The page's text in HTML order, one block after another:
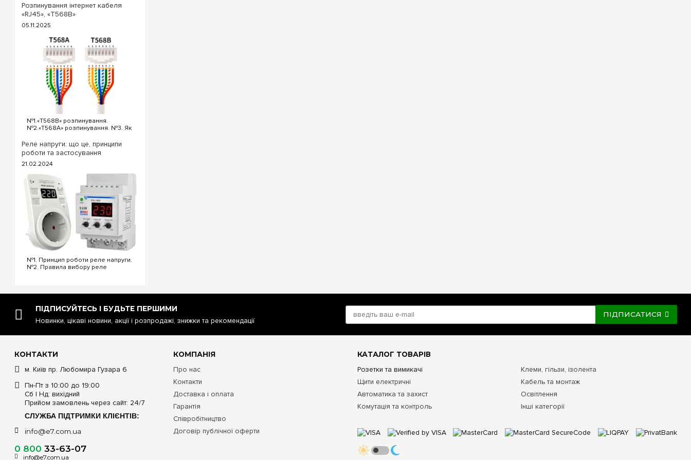
вимикача. Для реалізації схеми
прохідних вимикачів з трьох точок
будуть потрібні наступні вимикачі:
Два од...
Розпинування інтернет кабеля
«RJ45», «T568B»
05.11.2025
№1.«T568B» розпинування.
№2.«T568A» розпинування. №3. Як
«T568B» розпинування інтернет
кабелю Порядок проводів схеми
«T568B»: «T568B» 1...
Реле напруги: що це, принципи
роботи та застосування
21.02.2024
№1. Принцип роботи реле напруги.
№2. Правила вибору реле
Fi. №5. Реле напруги чи
стабілізатор: що ...
ПІДПИСУЙТЕСЬ І БУДЬТЕ ПЕРШИМИ
Новинки, цікаві новини, акції і розпродажі, знижки та рекомендації
ПІДПИСАТИСЯ
КОНТАКТИ
м. Київ пр. Любомира Гузара 6
Пн-Пт з 10:00 до 19:00
Сб | Нд: вихідний
Прийом замовлень через сайт: 24/7
СЛУЖБА ПІДТРИМКИ КЛІЄНТІВ:
info@e7.com.ua
0 800 33-63-07
info@e7.com.ua
КОМПАНІЯ
Про нас
Контакти
Доставка і оплата
Гарантія
Співробітництво
Договір публічної оферти
КАТАЛОГ ТОВАРІВ
Розетки та вимикачі
Щити електричні
Автоматика та захист
Комутація та контроль
Клеми, гільзи, ізолента
Кабель та монтаж
Освітлення
Інші категорії